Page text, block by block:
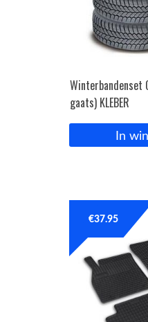
Winterbandenset
gaats) KLEBER
In
€37.95